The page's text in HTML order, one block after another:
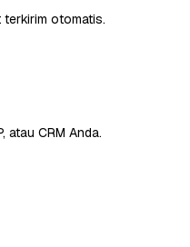
terkirim otomatis.
atau CRM Anda.